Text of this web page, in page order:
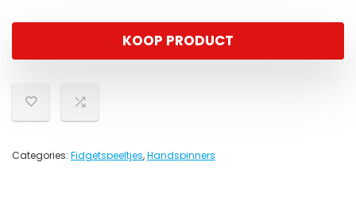
KOOP PRODUCT
Categories: Fidgetspeeltjes,Handspinners